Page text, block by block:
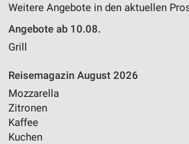
Weitere Angebote in den aktuellen
Angebote ab 10.08.
Grill
Reisemagazin August 2026
Mozzarella
Zitronen
Kaffee
Kuchen